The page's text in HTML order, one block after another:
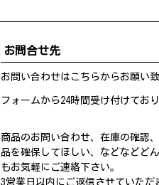
お問合せ先
お問い合わせは こちらからお願い
フォームから24時間受け付けており
商品のお問い合わせ、在庫の確認
品を確保してほしい、などなどど
もお気軽にご連絡下さい。
3営業日以内にご返信させていただ